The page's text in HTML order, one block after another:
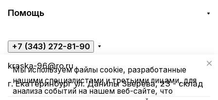
Помощь
+7 (343) 272-81-90
kraska-96@ro.ru
г. Екатеринбург ул. Данилы Зверева, 23 - склад
Мы используем файлы cookie, разработанные
нашими специалистами и третьими лицами, для
анализа событий на нашем веб-сайте, что